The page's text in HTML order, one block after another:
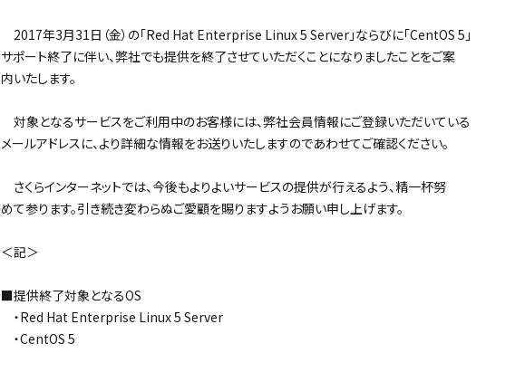
2017年3月31日（金）の「Red Hat Enterprise Linux 5 Server」ならびに「CentOS 5」
サポート終了に伴い、弊社でも提供を終了させていただくことになりましたことをご案
内いたします。
対象となるサービスをご利用中のお客様には、弊社会員情報にご登録いただいている
メールアドレスに、より詳細な情報をお送りいたしますのであわせてご確認ください。
さくらインターネットでは、今後もよりよいサービスの提供が行えるよう、精一杯努
めて参ります。引き続き変わらぬご愛顧を賜りますようお願い申し上げます。
＜記＞
■提供終了対象となるOS
・Red Hat Enterprise Linux 5 Server
・CentOS 5